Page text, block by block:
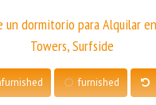
un dormitorio para Alquilar
Towers, Surfside
furnished